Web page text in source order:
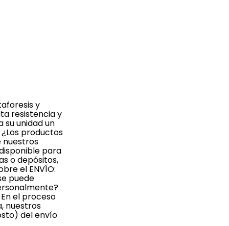
y
resistencia y
su unidad un
productos
nuestros
para
o depósitos,
el ENVÍO:
puede
el proceso
nuestros
del envío